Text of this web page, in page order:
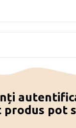
produs pot